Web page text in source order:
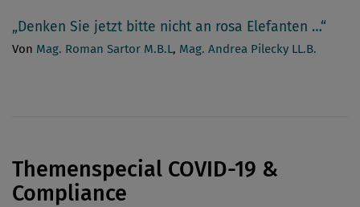
„Denken Sie jetzt bitte nicht an rosa Elefanten …“
Von Mag. Roman Sartor M.B.L, Mag. Andrea Pilecky LL.B.
Themenspecial COVID-19 &
Compliance